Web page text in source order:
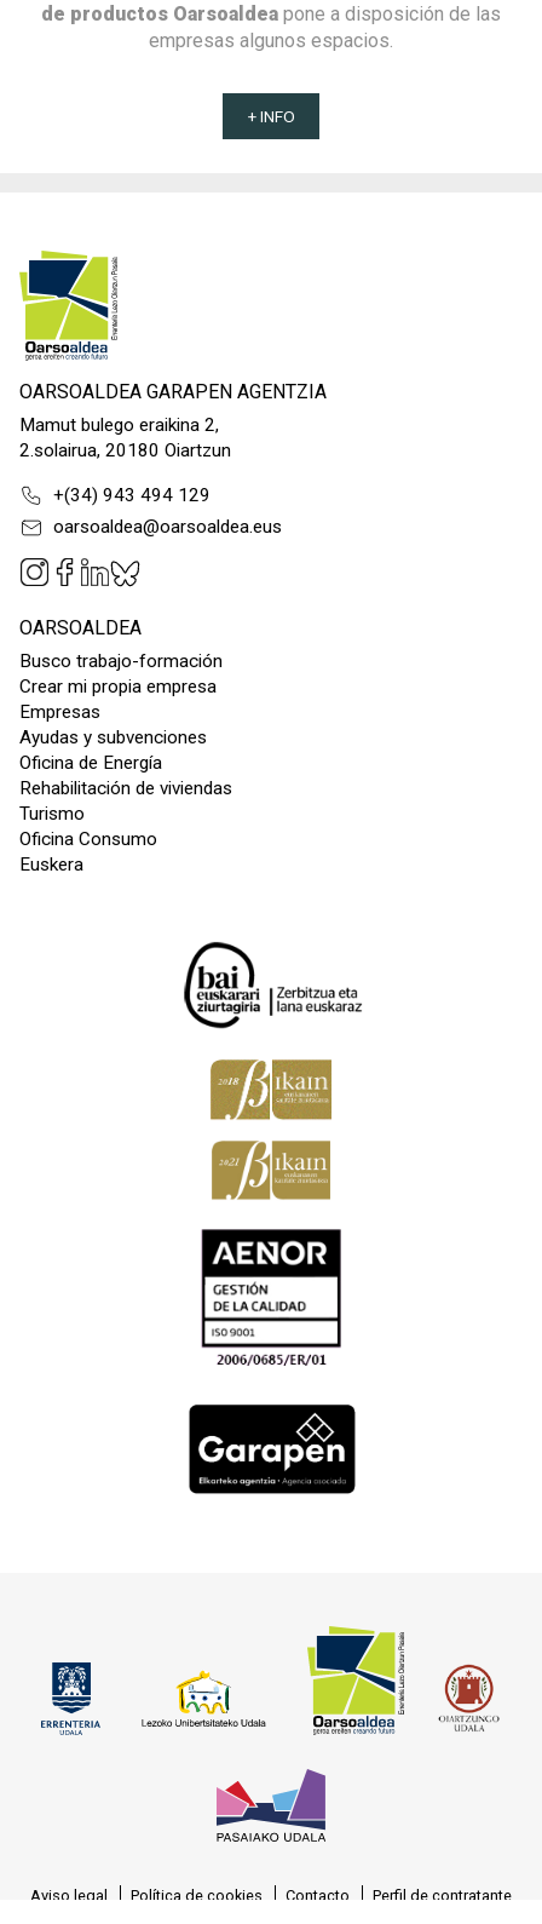
de productos Oarsoaldea pone a disposición de las
empresas algunos espacios.
+ INFO
OARSOALDEA GARAPEN AGENTZIA
Mamut bulego eraikina 2,
2.solairua, 20180 Oiartzun
+(34) 943 494 129
oarsoaldea@oarsoaldea.eus
OARSOALDEA
Busco trabajo-formación
Crear mi propia empresa
Empresas
Ayudas y subvenciones
Oficina de Energía
Rehabilitación de viviendas
Turismo
Oficina Consumo
Euskera
Aviso legal Política de cookies Contacto
Perfil de contratante